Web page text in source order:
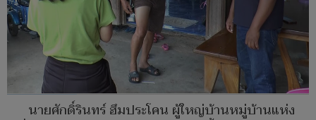
นายศักดิ์รินทร์ ฮึมประโคน ผู้ใหญ่บ้านหมู่บ้านแห่ง